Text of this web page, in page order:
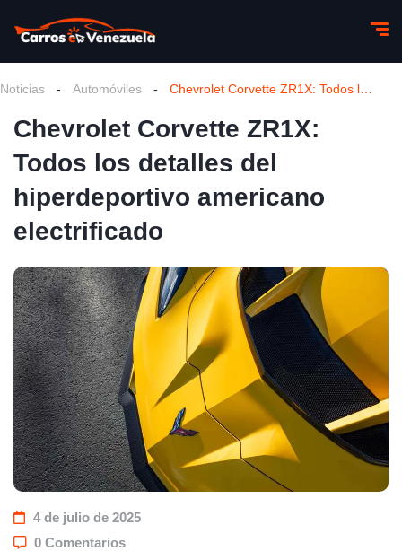
Noticias - Automóviles -
Chevrolet Corvette ZR1X:
Todos los detalles del
hiperdeportivo americano
electrificado
4 de julio de 2025
0 Comentarios